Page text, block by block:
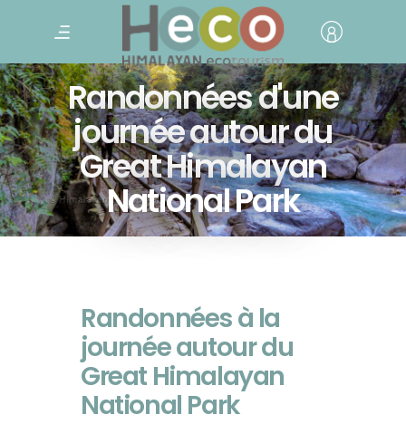
Randonnées d'une
journée autour du
Great Himalayan
National Park
Randonnées à la
journée autour du
Great Himalayan
National Park